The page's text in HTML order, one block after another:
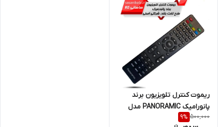
ریموت کنترل تلویزیون برند
پانورامیک PANORAMIC مدل
LLA_124 تخت بلند (اصلی)
500,000
9%